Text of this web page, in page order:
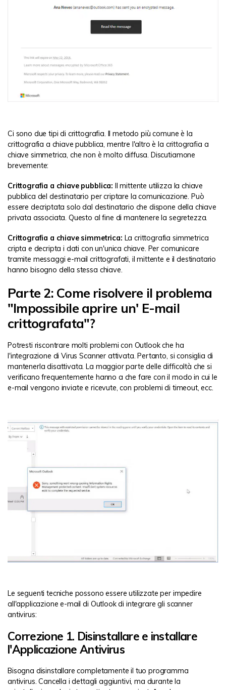
Ci sono due tipi di crittografia. Il metodo più comune è la
crittografia a chiave pubblica, mentre l'altro è la crittografia a
chiave simmetrica, che non è molto diffusa. Discutiamone
brevemente:
Crittografia a chiave pubblica: Il mittente utilizza la chiave
pubblica del destinatario per criptare la comunicazione. Può
essere decriptata solo dal destinatario che dispone della chiave
privata associata. Questo al fine di mantenere la segretezza.
Crittografia a chiave simmetrica: La crittografia simmetrica
cripta e decripta i dati con un'unica chiave. Per comunicare
tramite messaggi e-mail crittografati, il mittente e il destinatario
hanno bisogno della stessa chiave.
Parte 2: Come risolvere il problema
"Impossibile aprire un' E-mail
crittografata"?
Potresti riscontrare molti problemi con Outlook che ha
l'integrazione di Virus Scanner attivata. Pertanto, si consiglia di
mantenerla disattivata. La maggior parte delle difficoltà che si
verificano frequentemente hanno a che fare con il modo in cui le
e-mail vengono inviate e ricevute, con problemi di timeout, ecc.
Le seguenti tecniche possono essere utilizzate per impedire
all'applicazione e-mail di Outlook di integrare gli scanner
antivirus:
Correzione 1. Disinstallare e installare
l'Applicazione Antivirus
Bisogna disinstallare completamente il tuo programma
antivirus. Cancella i dettagli aggiuntivi, ma durante la